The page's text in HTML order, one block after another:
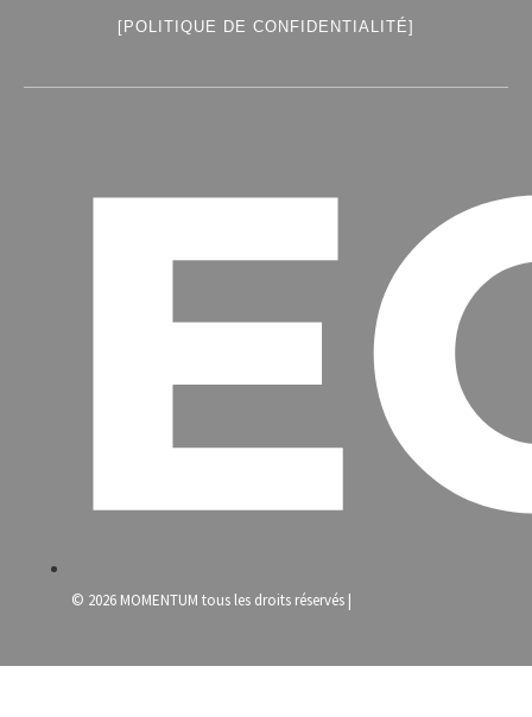
[POLITIQUE DE CONFIDENTIALITÉ]
© 2026 MOMENTUM tous les droits réservés |